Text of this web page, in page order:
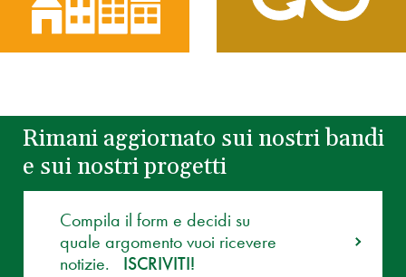
Rimani aggiornato sui nostri bandi
e sui nostri progetti
Compila il form e decidi su
quale argomento vuoi ricevere
notizie.
ISCRIVITI!